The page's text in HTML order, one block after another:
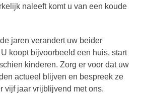
naleeft komt u van een koude
jaren verandert uw beider
koopt bijvoorbeeld een huis, start
kinderen. Zorg er voor dat uw
actueel blijven en bespreek ze
vijf jaar vrijblijvend met ons.